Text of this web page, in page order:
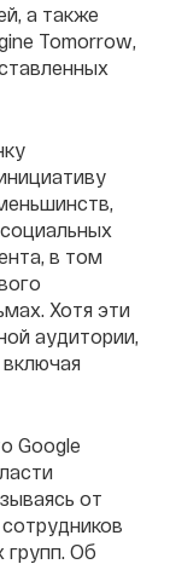
а также
Tomorrow,
в том
Хотя эти
аудитории,
Google
от
групп. Об